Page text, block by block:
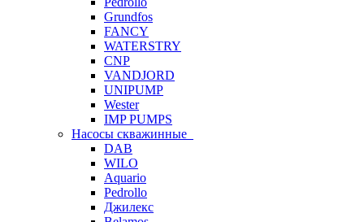
Grundfos
FANCY
WATERSTRY
CNP
VANDJORD
UNIPUMP
Wester
IMP PUMPS
Насосы скважинные
DAB
WILO
Aquario
Pedrollo
Джилекс